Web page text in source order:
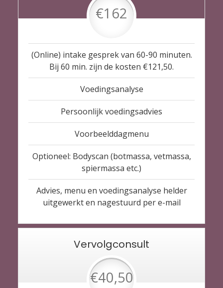
€162
(Online) intake gesprek van 60-90 minuten.
Bij 60 min. zijn de kosten €121,50.
Voedingsanalyse
Persoonlijk voedingsadvies
Voorbeelddagmenu
Optioneel: Bodyscan (botmassa, vetmassa,
spiermassa etc.)
Advies, menu en voedingsanalyse helder
uitgewerkt en nagestuurd per e-mail
Vervolgconsult
€40,50